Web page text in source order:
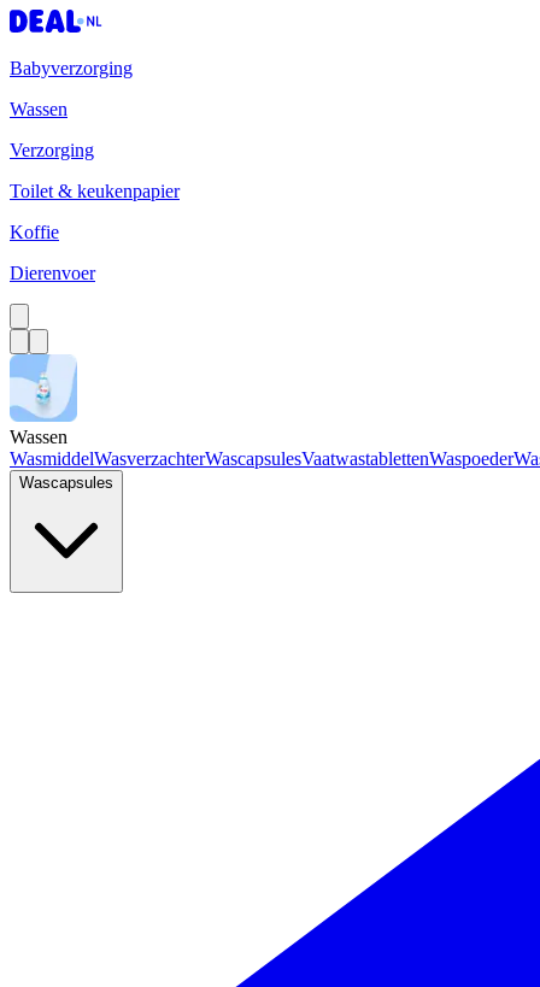
Babyverzorging
Wassen
Verzorging
Toilet & keukenpapier
Koffie
Dierenvoer
Wassen
WasmiddelWasverzachterWascapsulesVaatwastablettenWaspoeder
Wascapsules